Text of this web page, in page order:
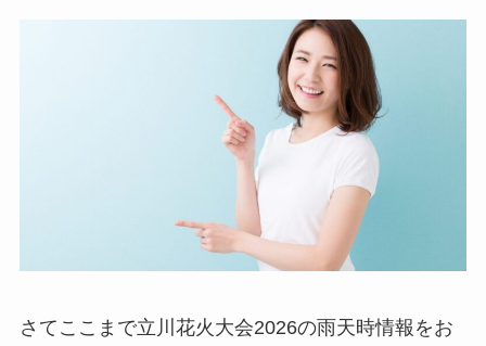
さてここまで立川花火大会2026の雨天時情報をお